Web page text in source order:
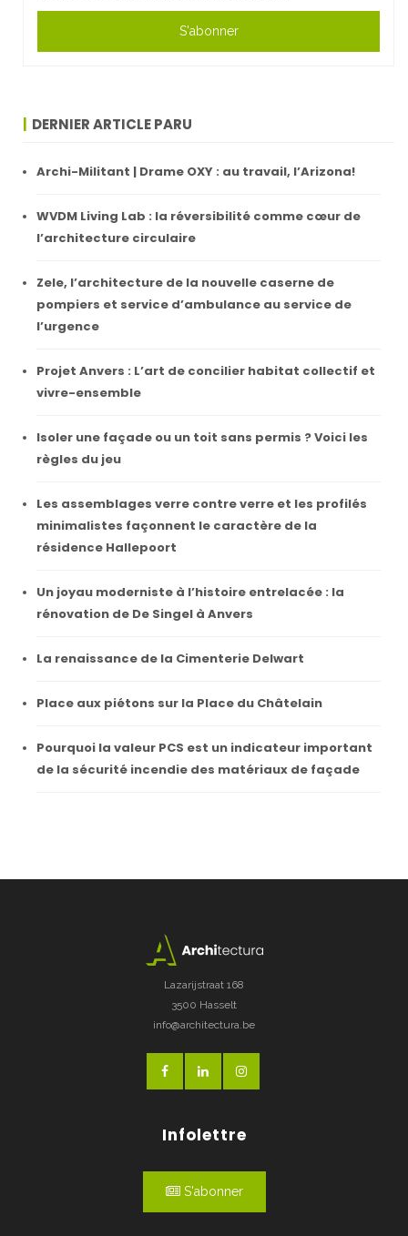
S'abonner
DERNIER ARTICLE PARU
Archi-Militant | Drame OXY : au travail, l’Arizona!
WVDM Living Lab : la réversibilité comme cœur de
l’architecture circulaire
Zele, l’architecture de la nouvelle caserne de
pompiers et service d’ambulance au service de
l’urgence
Projet Anvers : L’art de concilier habitat collectif et
vivre-ensemble
Isoler une façade ou un toit sans permis ? Voici les
règles du jeu
Les assemblages verre contre verre et les profilés
minimalistes façonnent le caractère de la
résidence Hallepoort
Un joyau moderniste à l’histoire entrelacée : la
rénovation de De Singel à Anvers
La renaissance de la Cimenterie Delwart
Place aux piétons sur la Place du Châtelain
Pourquoi la valeur PCS est un indicateur important
de la sécurité incendie des matériaux de façade
Lazarijstraat 168
3500 Hasselt
info@architectura.be
Infolettre
S'abonner